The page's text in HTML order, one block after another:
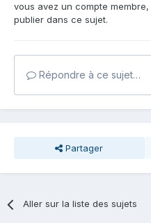
vous avez un compte membre,
publier dans ce sujet.
Répondre à ce sujet…
Partager
Aller sur la liste des sujets